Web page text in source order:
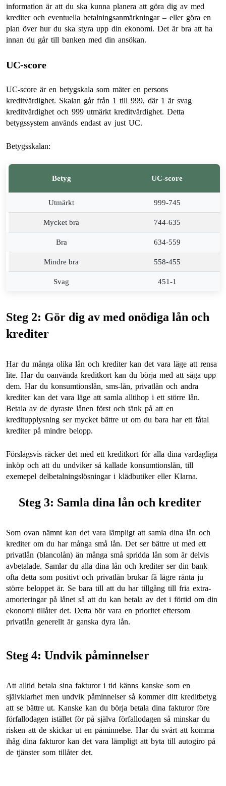
information är att du ska kunna planera att göra dig av med
krediter och eventuella betalningsanmärkningar – eller göra en
plan över hur du ska styra upp din ekonomi. Det är bra att ha
innan du går till banken med din ansökan.
UC-score
UC-score är en betygskala som mäter en persons
kreditvärdighet. Skalan går från 1 till 999, där 1 är svag
kreditvärdighet och 999 utmärkt kreditvärdighet. Detta
betygssystem används endast av just UC.
Betygsskalan:
Betyg UC-score
Utmärkt 999-745
Mycket bra 744-635
Bra 634-559
Mindre bra 558-455
Svag 451-1
Steg 2: Gör dig av med onödiga lån och
krediter
Har du många olika lån och krediter kan det vara läge att rensa
lite. Har du oanvända kreditkort kan du börja med att säga upp
dem. Har du konsumtionslån, sms-lån, privatlån och andra
krediter kan det vara läge att samla alltihop i ett större lån.
Betala av de dyraste lånen först och tänk på att en
kreditupplysning ser mycket bättre ut om du bara har ett fåtal
krediter på mindre belopp.
Förslagsvis räcker det med ett kreditkort för alla dina vardagliga
inköp och att du undviker så kallade konsumtionslån, till
exemepel delbetalningslösningar i klädbutiker eller Klarna.
Steg 3: Samla dina lån och krediter
Som ovan nämnt kan det vara lämpligt att samla dina lån och
krediter om du har många små lån. Det ser bättre ut med ett
privatlån (blancolån) än många små spridda lån som är delvis
avbetalade. Samlar du alla dina lån och krediter ser din bank
ofta detta som positivt och privatlån brukar få lägre ränta ju
större beloppet är. Se bara till att du har tillgång till fria extra-
amorteringar på lånet så att du kan betala av det i förtid om din
ekonomi tillåter det. Detta bör vara en prioritet eftersom
privatlån generellt är ganska dyra lån.
Steg 4: Undvik påminnelser
Att alltid betala sina fakturor i tid känns kanske som en
självklarhet men undvik påminnelser så kommer ditt kreditbetyg
att se bättre ut. Kanske kan du börja betala dina fakturor före
förfallodagen istället för på själva förfallodagen så minskar du
risken att de skickar ut en påminnelse. Har du svårt att komma
ihåg dina fakturor kan det vara lämpligt att byta till autogiro på
de tjänster som tillåter det.